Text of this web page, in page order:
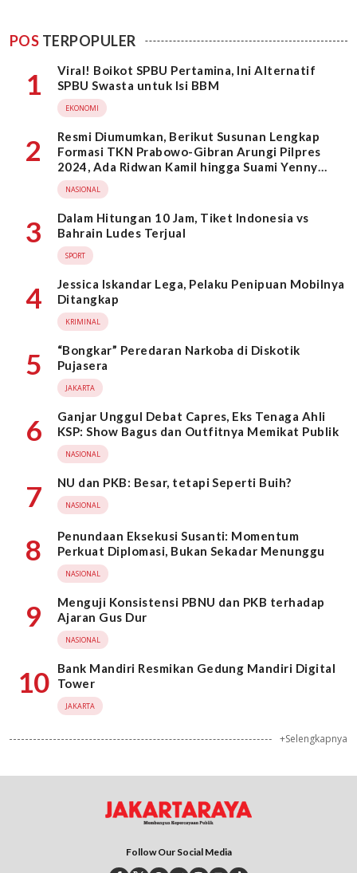
POS TERPOPULER
1
Viral! Boikot SPBU Pertamina, Ini Alternatif
SPBU Swasta untuk Isi BBM
EKONOMI
2
Resmi Diumumkan, Berikut Susunan Lengkap
Formasi TKN Prabowo-Gibran Arungi Pilpres
2024, Ada Ridwan Kamil hingga Suami Yenny
Wahid
NASIONAL
3
Dalam Hitungan 10 Jam, Tiket Indonesia vs
Bahrain Ludes Terjual
SPORT
4
Jessica Iskandar Lega, Pelaku Penipuan Mobilnya
Ditangkap
KRIMINAL
5
“Bongkar” Peredaran Narkoba di Diskotik
Pujasera
JAKARTA
6
Ganjar Unggul Debat Capres, Eks Tenaga Ahli
KSP: Show Bagus dan Outfitnya Memikat Publik
NASIONAL
7 NU dan PKB: Besar, tetapi Seperti Buih?
NASIONAL
8
Penundaan Eksekusi Susanti: Momentum
Perkuat Diplomasi, Bukan Sekadar Menunggu
NASIONAL
9
Menguji Konsistensi PBNU dan PKB terhadap
Ajaran Gus Dur
NASIONAL
10
Bank Mandiri Resmikan Gedung Mandiri Digital
Tower
JAKARTA
+Selengkapnya
Follow Our Social Media